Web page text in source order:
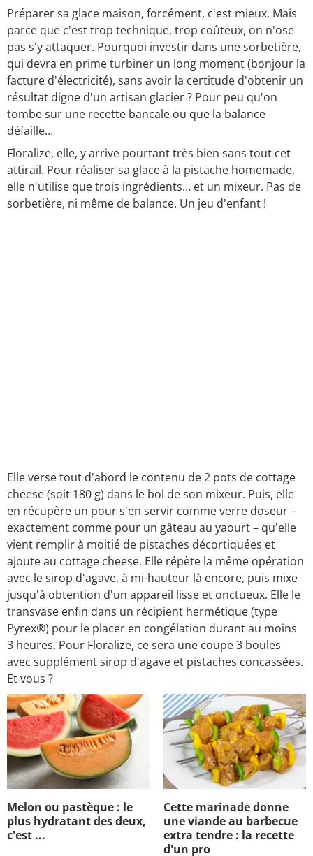
Préparer sa glace maison, forcément, c'est mieux. Mais
parce que c'est trop technique, trop coûteux, on n'ose
pas s'y attaquer. Pourquoi investir dans une sorbetière,
qui devra en prime turbiner un long moment (bonjour la
facture d'électricité), sans avoir la certitude d'obtenir un
résultat digne d'un artisan glacier ? Pour peu qu'on
tombe sur une recette bancale ou que la balance
défaille…
Floralize, elle, y arrive pourtant très bien sans tout cet
attirail. Pour réaliser sa glace à la pistache homemade,
elle n'utilise que trois ingrédients… et un mixeur. Pas de
sorbetière, ni même de balance. Un jeu d'enfant !
Elle verse tout d'abord le contenu de 2 pots de cottage
cheese (soit 180 g) dans le bol de son mixeur. Puis, elle
en récupère un pour s'en servir comme verre doseur –
exactement comme pour un gâteau au yaourt – qu'elle
vient remplir à moitié de pistaches décortiquées et
ajoute au cottage cheese. Elle répète la même opération
avec le sirop d'agave, à mi-hauteur là encore, puis mixe
jusqu'à obtention d'un appareil lisse et onctueux. Elle le
transvase enfin dans un récipient hermétique (type
Pyrex®) pour le placer en congélation durant au moins
3 heures. Pour Floralize, ce sera une coupe 3 boules
avec supplément sirop d'agave et pistaches concassées.
Et vous ?
Melon ou pastèque : le
plus hydratant des deux,
c'est ...
Cette marinade donne
une viande au barbecue
extra tendre : la recette
d'un pro